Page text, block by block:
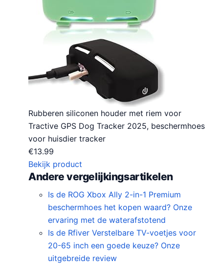
Rubberen siliconen houder met riem voor
Tractive GPS Dog Tracker 2025, beschermhoes
voor huisdier tracker
€13.99
Bekijk product
Andere vergelijkingsartikelen
Is de ROG Xbox Ally 2-in-1 Premium
beschermhoes het kopen waard? Onze
ervaring met de waterafstotend
Is de Rfiver Verstelbare TV-voetjes voor
20-65 inch een goede keuze? Onze
uitgebreide review